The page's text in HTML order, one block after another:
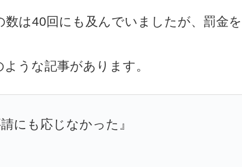
は40回にも及んでいましたが、罰金
うな記事があります。
にも応じなかった』